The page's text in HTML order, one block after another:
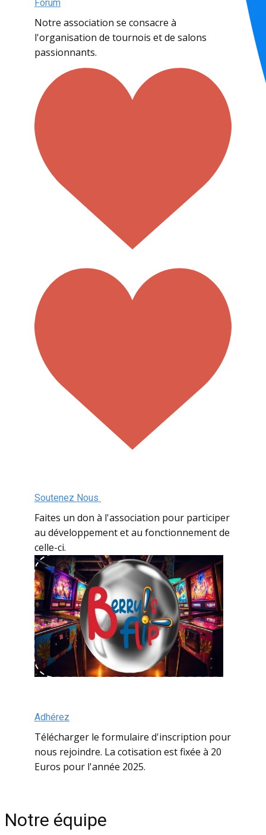
Forum
Notre association se consacre à
l'organisation de tournois et de salons
passionnants.
Soutenez Nous
Faites un don à l'association pour participer
au développement et au fonctionnement de
celle-ci.
Adhérez
Télécharger le formulaire d'inscription pour
nous rejoindre. La cotisation est fixée à 20
Euros pour l'année 2025.
Notre équipe